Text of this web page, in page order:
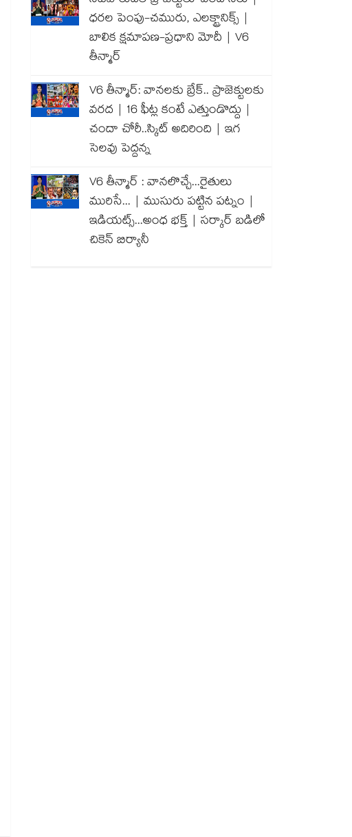
ధరల పెంపు-చమురు, ఎలక్ట్రానిక్స్ |
బాలిక క్షమాపణ-ప్రధాని మోదీ | V6
తీన్మార్
V6 తీన్మార్: వానలకు బ్రేక్.. ప్రాజెక్టులకు
వరద | 16 ఫీట్ల కంటే ఎత్తుండొద్దు |
చందా చోరీ..స్కిట్ అదిరింది | ఇగ
సెలవు పెద్దన్న
V6 తీన్మార్ : వానలొచ్చే...రైతులు
మురిసే... | ముసురు పట్టిన పట్నం |
ఇడియట్స్...అంధ భక్త్ | సర్కార్ బడిలో
చికెన్ బిర్యానీ